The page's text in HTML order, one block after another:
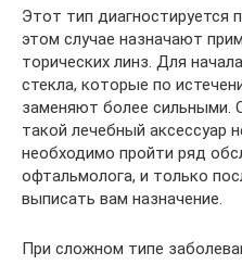
Этот тип диагностируется
этом случае назначают
торических линз. Для
стекла, которые по
заменяют более сильными.
такой лечебный аксессуар
необходимо пройти ряд
офтальмолога, и только
выписать вам назначение.
При сложном типе